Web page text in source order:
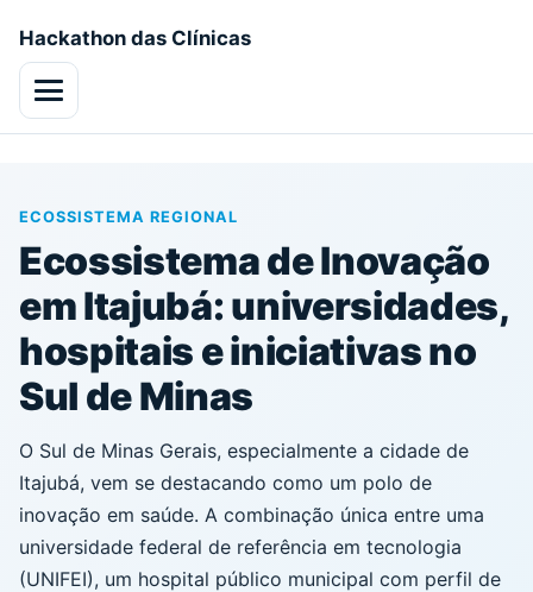
Hackathon das Clínicas
Menu
ECOSSISTEMA REGIONAL
Ecossistema de Inovação
em Itajubá: universidades,
hospitais e iniciativas no
Sul de Minas
O Sul de Minas Gerais, especialmente a cidade de
Itajubá, vem se destacando como um polo de
inovação em saúde. A combinação única entre uma
universidade federal de referência em tecnologia
(UNIFEI), um hospital público municipal com perfil de